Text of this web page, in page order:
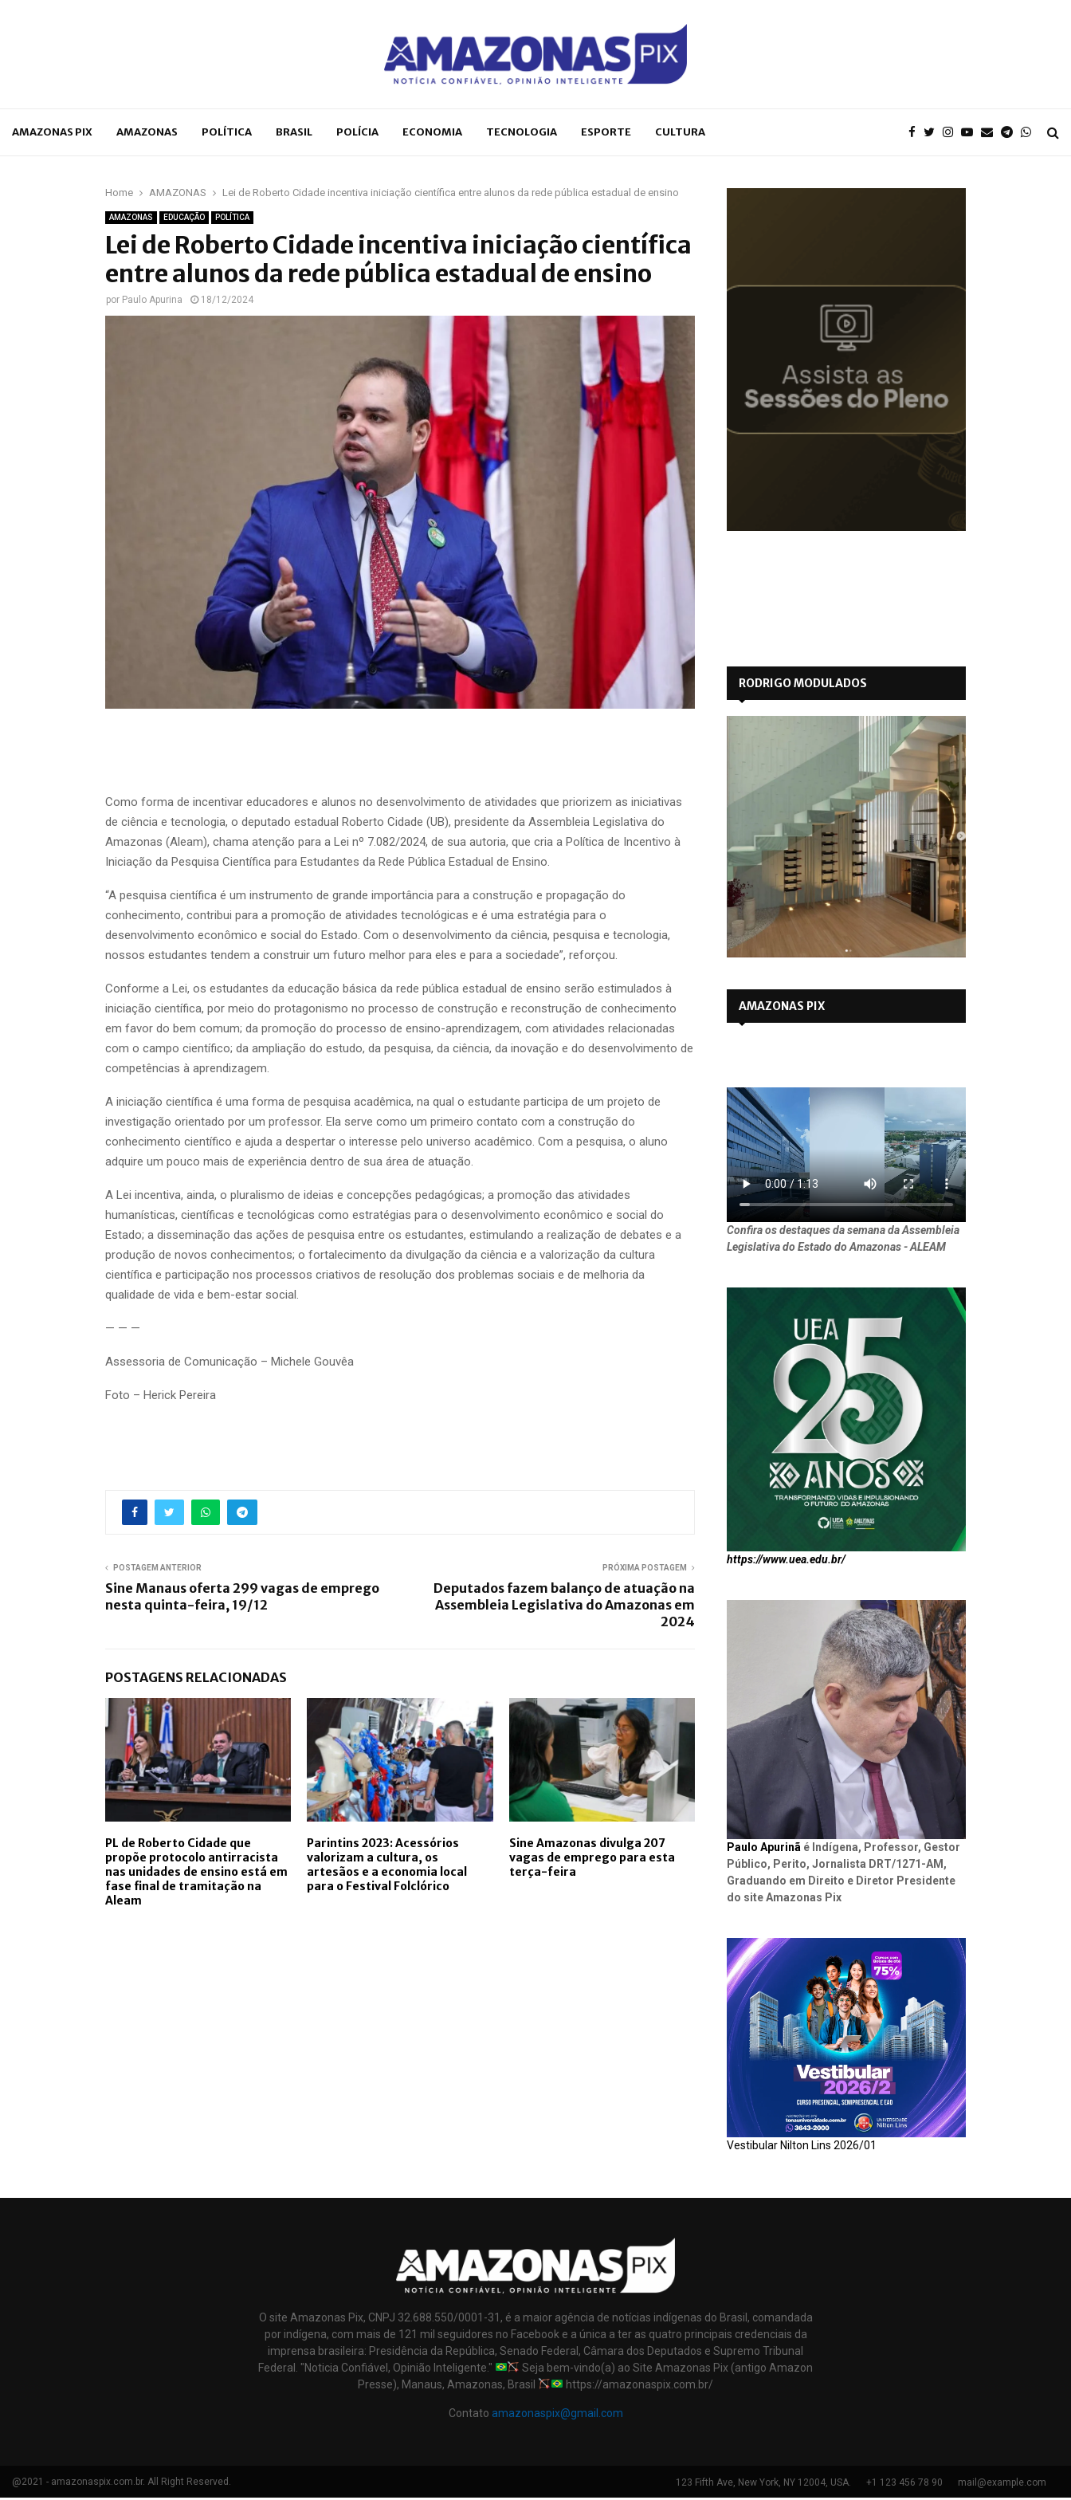
AMAZONAS PIX AMAZONAS POLÍTICA BRASIL POLÍCIA ECONOMIA TECNOLOGIA ESPORTE CULTURA
Home AMAZONAS Lei de Roberto Cidade incentiva iniciação científica entre alunos da rede pública estadual de ensino
AMAZONAS EDUCAÇÃO POLÍTICA
Lei de Roberto Cidade incentiva iniciação científica
entre alunos da rede pública estadual de ensino
por Paulo Apurina 18/12/2024
Como forma de incentivar educadores e alunos no desenvolvimento de atividades que priorizem as iniciativas
de ciência e tecnologia, o deputado estadual Roberto Cidade (UB), presidente da Assembleia Legislativa do
Amazonas (Aleam), chama atenção para a Lei nº 7.082/2024, de sua autoria, que cria a Política de Incentivo à
Iniciação da Pesquisa Científica para Estudantes da Rede Pública Estadual de Ensino.
“A pesquisa científica é um instrumento de grande importância para a construção e propagação do
conhecimento, contribui para a promoção de atividades tecnológicas e é uma estratégia para o
desenvolvimento econômico e social do Estado. Com o desenvolvimento da ciência, pesquisa e tecnologia,
nossos estudantes tendem a construir um futuro melhor para eles e para a sociedade”, reforçou.
Conforme a Lei, os estudantes da educação básica da rede pública estadual de ensino serão estimulados à
iniciação científica, por meio do protagonismo no processo de construção e reconstrução de conhecimento
em favor do bem comum; da promoção do processo de ensino-aprendizagem, com atividades relacionadas
com o campo científico; da ampliação do estudo, da pesquisa, da ciência, da inovação e do desenvolvimento de
competências à aprendizagem.
A iniciação científica é uma forma de pesquisa acadêmica, na qual o estudante participa de um projeto de
investigação orientado por um professor. Ela serve como um primeiro contato com a construção do
conhecimento científico e ajuda a despertar o interesse pelo universo acadêmico. Com a pesquisa, o aluno
adquire um pouco mais de experiência dentro de sua área de atuação.
A Lei incentiva, ainda, o pluralismo de ideias e concepções pedagógicas; a promoção das atividades
humanísticas, científicas e tecnológicas como estratégias para o desenvolvimento econômico e social do
Estado; a disseminação das ações de pesquisa entre os estudantes, estimulando a realização de debates e a
produção de novos conhecimentos; o fortalecimento da divulgação da ciência e a valorização da cultura
científica e participação nos processos criativos de resolução dos problemas sociais e de melhoria da
qualidade de vida e bem-estar social.
— — —
Assessoria de Comunicação – Michele Gouvêa
Foto – Herick Pereira
POSTAGEM ANTERIOR
Sine Manaus oferta 299 vagas de emprego
nesta quinta-feira, 19/12
PRÓXIMA POSTAGEM
Deputados fazem balanço de atuação na
Assembleia Legislativa do Amazonas em
2024
POSTAGENS RELACIONADAS
PL de Roberto Cidade que
propõe protocolo antirracista
nas unidades de ensino está em
fase final de tramitação na
Aleam
Parintins 2023: Acessórios
valorizam a cultura, os
artesãos e a economia local
para o Festival Folclórico
Sine Amazonas divulga 207
vagas de emprego para esta
terça-feira
RODRIGO MODULADOS
AMAZONAS PIX
Confira os destaques da semana da Assembleia
Legislativa do Estado do Amazonas - ALEAM
https://www.uea.edu.br/
Paulo Apurinã é Indígena, Professor, Gestor
Público, Perito, Jornalista DRT/1271-AM,
Graduando em Direito e Diretor Presidente
do site Amazonas Pix
Vestibular Nilton Lins 2026/01
O site Amazonas Pix, CNPJ 32.688.550/0001-31, é a maior agência de notícias indígenas do Brasil, comandada
por indígena, com mais de 121 mil seguidores no Facebook e a única a ter as quatro principais credenciais da
imprensa brasileira: Presidência da República, Senado Federal, Câmara dos Deputados e Supremo Tribunal
Federal. "Noticia Confiável, Opinião Inteligente."
Seja bem-vindo(a) ao Site Amazonas Pix (antigo Amazon
Presse), Manaus, Amazonas, Brasil
https://amazonaspix.com.br/
Contato amazonaspix@gmail.com
@2021 - amazonaspix.com.br. All Right Reserved. 123 Fifth Ave, New York, NY 12004, USA. +1 123 456 78 90 mail@example.com